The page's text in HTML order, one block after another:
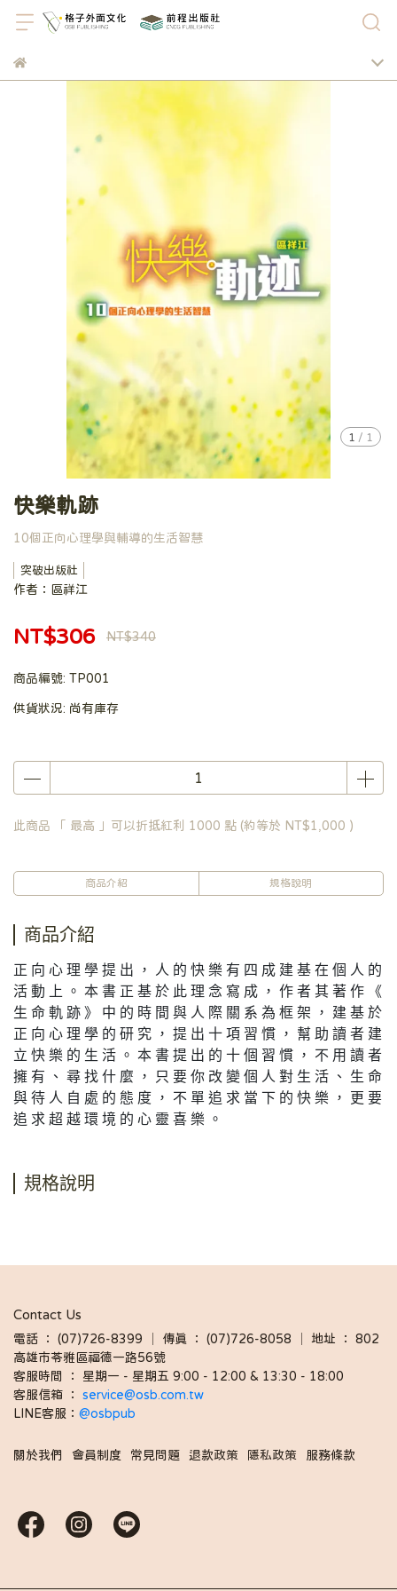
1 / 1
快樂軌跡
10個正向心理學與輔導的生活智慧
突破出版社
作者：區祥江
NT$306 NT$340
商品編號: TP001
供貨狀況: 尚有庫存
此商品 「 最高 」可以折抵紅利 1000 點 (約等於 NT$1,000 )
商品介紹 規格說明
商品介紹
正 向 心 理 學 提 出 ， 人 的 快 樂 有 四 成 建 基 在 個 人 的
活 動 上 。 本 書 正 基 於 此 理 念 寫 成 ， 作 者 其 著 作 《
生 命 軌 跡 》 中 的 時 間 與 人 際 關 系 為 框 架 ， 建 基 於
正 向 心 理 學 的 研 究 ， 提 出 十 項 習 慣 ， 幫 助 讀 者 建
立 快 樂 的 生 活 。 本 書 提 出 的 十 個 習 慣 ， 不 用 讀 者
擁 有 、 尋 找 什 麼 ， 只 要 你 改 變 個 人 對 生 活 、 生 命
與 待 人 自 處 的 態 度 ， 不 單 追 求 當 下 的 快 樂 ， 更 要
追 求 超 越 環 境 的 心 靈 喜 樂 。
規格說明
Contact Us
電話 ： (07)726-8399 │ 傳真 ： (07)726-8058 │ 地址 ： 802
高雄市苓雅區福德一路56號
客服時間 ： 星期一 - 星期五 9:00 - 12:00 & 13:30 - 18:00
客服信箱 ： service@osb.com.tw
LINE客服： @osbpub
關於我們 會員制度 常見問題 退款政策 隱私政策 服務條款